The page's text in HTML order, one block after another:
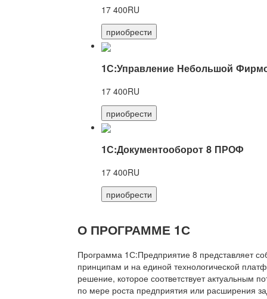
17 400RU
приобрести
1С:Управление Небольшой
17 400RU
приобрести
1С:Документооборот 8 ПРОФ
17 400RU
приобрести
О ПРОГРАММЕ 1С
Программа 1С:Предприятие 8 представляет
принципам и на единой технологической
решение, которое соответствует актуальным
по мере роста предприятия или расширения